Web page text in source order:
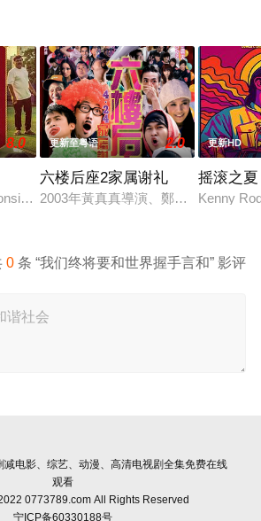
8.0
of consecutive events following the
更新至粤语 2.0
六楼后座2家属谢礼
2003年黃真真導演、鄭丹瑞編劇的
更新HD
摇滚之夏
Kenny
0 条 “我们终将要和世界握手言和” 影评
减电影、综艺、动漫、高清电视剧全集免费在线
观看
0773789.com All Rights Reserved
宁ICP备60330188号